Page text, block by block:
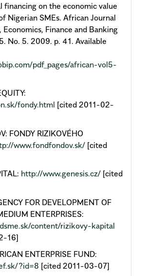
financing on the economic value
Nigerian SMEs. African Journal
Finance and Banking
No. 5. 2009. p. 41. Available
pdf_pages/african-vol5-
fondy.html [cited 2011-02-
FONDY RIZIKOVÉHO
www.fondfondov.sk/ [cited
http://www.genesis.cz/ [cited
FOR DEVELOPMENT OF
ENTERPRISES:
content/rizikovy-kapital
16]
ENTERPRISE FUND:
?id=8 [cited 2011-03-07]